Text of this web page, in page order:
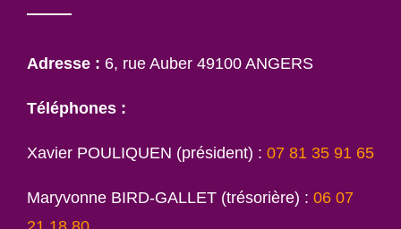
Adresse : 6, rue Auber 49100 ANGERS
Téléphones :
Xavier POULIQUEN (président) : 07 81 35 91 65
Maryvonne BIRD-GALLET (trésorière) : 06 07